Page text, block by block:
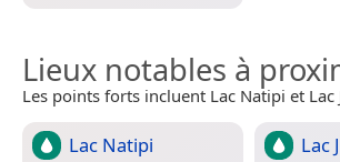
Lieux notables à
Les points forts incluent Lac Natipi et Lac
Lac Natipi Lac